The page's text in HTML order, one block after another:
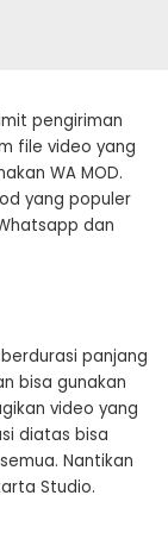
pengiriman
file video yang
WA MOD.
yang populer
dan
panjang
bisa gunakan
video yang
diatas bisa
Nantikan
Studio.